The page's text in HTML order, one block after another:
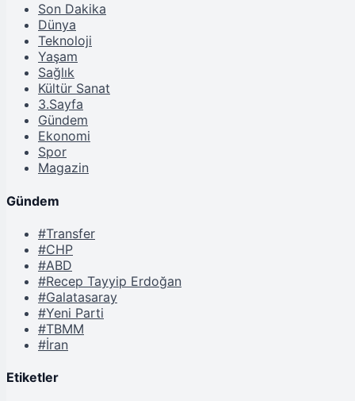
Son Dakika
Dünya
Teknoloji
Yaşam
Sağlık
Kültür Sanat
3.Sayfa
Gündem
Ekonomi
Spor
Magazin
Gündem
#Transfer
#CHP
#ABD
#Recep Tayyip Erdoğan
#Galatasaray
#Yeni Parti
#TBMM
#İran
Etiketler